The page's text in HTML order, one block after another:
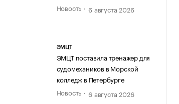
Новость
6 августа 2026
ЭМЦТ
ЭМЦТ поставила тренажер для
судомехаников в Морской
колледж в Петербурге
Новость
6 августа 2026